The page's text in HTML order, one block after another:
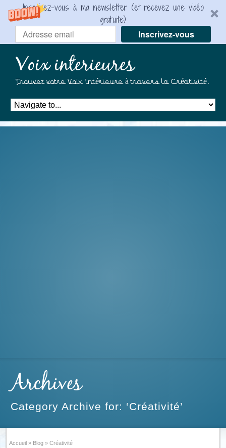
Inscrivez-vous à ma newsletter (et recevez une vidéo
gratuite)
Inscrivez-vous
Voix interieures
Trouvez votre Voix Intérieure à travers la Créativité.
Archives
Category Archive for: ‘Créativité’
Accueil » Blog » Créativité